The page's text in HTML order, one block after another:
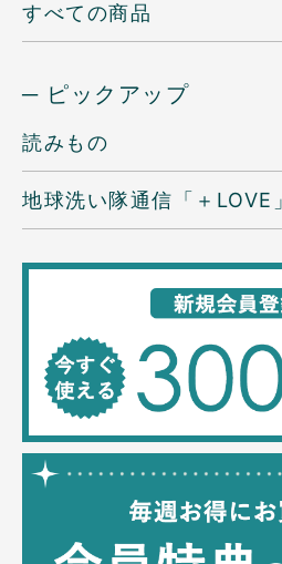
すべての商品
─ ピックアップ
読みもの
地球洗い隊通信「＋LOVE」